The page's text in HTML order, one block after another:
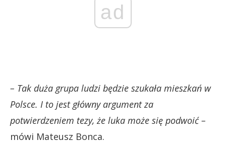
ad
– Tak duża grupa ludzi będzie szukała mieszkań w
Polsce. I to jest główny argument za
potwierdzeniem tezy, że luka może się podwoić –
mówi Mateusz Bonca.